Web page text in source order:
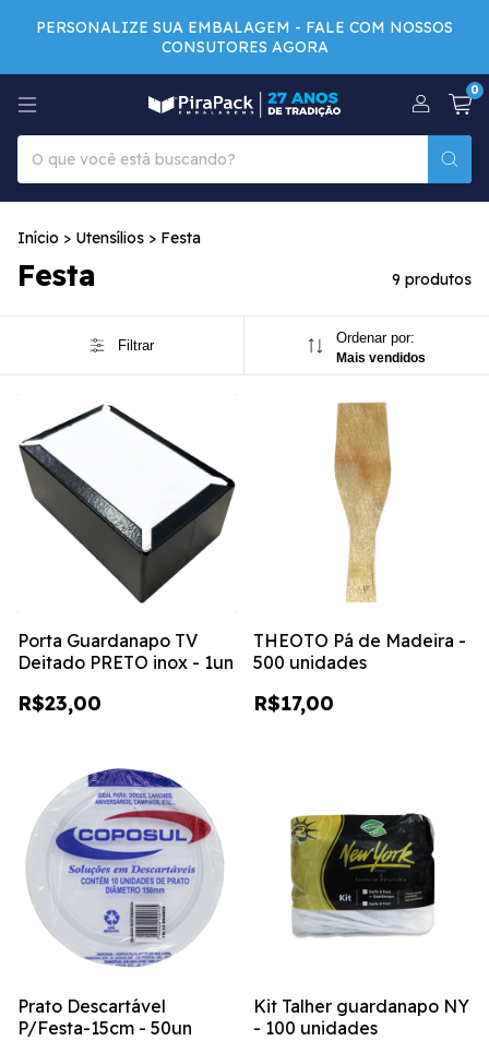
PERSONALIZE SUA EMBALAGEM - FALE COM NOSSOS
CONSUTORES AGORA
0
Início > Utensílios > Festa
Festa 9 produtos
Filtrar Ordenar por:
Mais vendidos
Porta Guardanapo TV
Deitado PRETO inox - 1un
R$23,00
THEOTO Pá de Madeira -
500 unidades
R$17,00
Prato Descartável
P/Festa-15cm - 50un
Kit Talher guardanapo NY
- 100 unidades